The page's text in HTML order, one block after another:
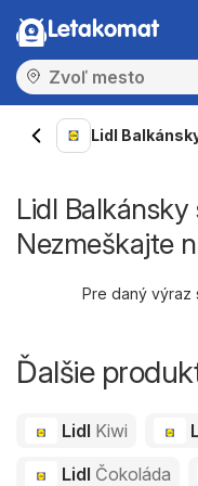
Letakomat
Lidl
Lidl
Nezmeškajte
Pre daný výraz
Ďalšie
Lidl Kiwi
Lidl Čokoláda